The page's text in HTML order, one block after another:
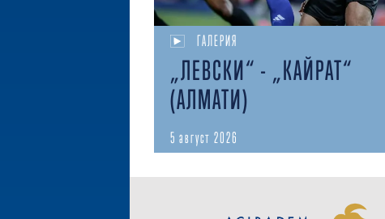
ГАЛЕРИЯ
„ЛЕВСКИ“ - „КАЙРАТ“
(АЛМАТИ)
5 август 2026